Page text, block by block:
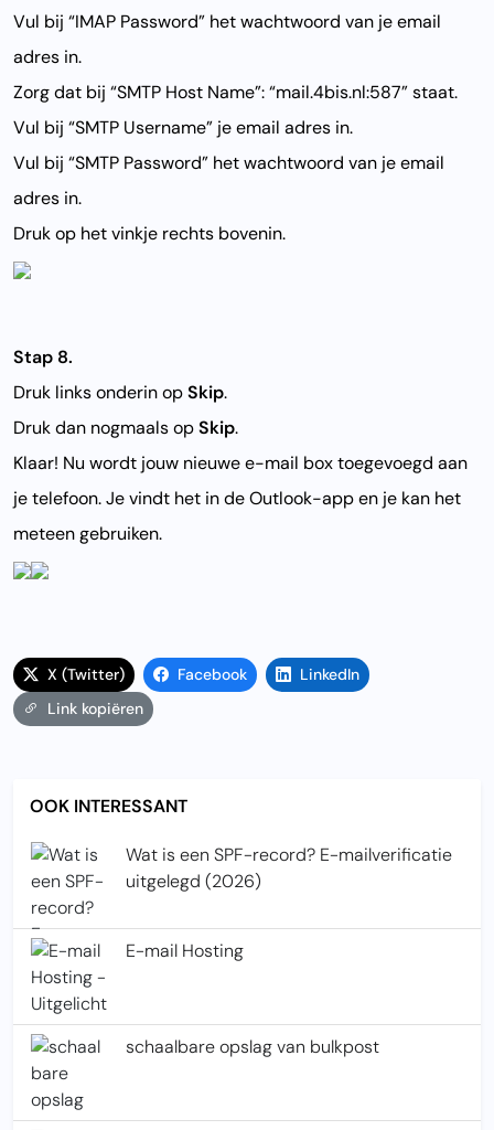
Vul bij “IMAP Password” het wachtwoord van je email
adres in.
Zorg dat bij “SMTP Host Name”: “mail.4bis.nl:587” staat.
Vul bij “SMTP Username” je email adres in.
Vul bij “SMTP Password” het wachtwoord van je email
adres in.
Druk op het vinkje rechts bovenin.
Stap 8.
Druk links onderin opSkip.
Druk dan nogmaals opSkip.
Klaar! Nu wordt jouw nieuwe e-mail box toegevoegd aan
je telefoon. Je vindt het in de Outlook-app en je kan het
meteen gebruiken.
X (Twitter) Facebook
LinkedIn
Link kopiëren
OOK INTERESSANT
Wat is een SPF-record? E-mailverificatie
uitgelegd (2026)
E-mail Hosting
schaalbare opslag van bulkpost